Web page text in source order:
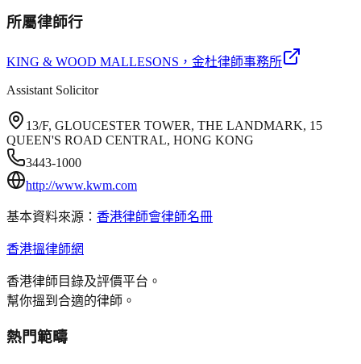
所屬律師行
KING & WOOD MALLESONS ，金杜律師事務所
Assistant Solicitor
13/F, GLOUCESTER TOWER, THE LANDMARK, 15
QUEEN'S ROAD CENTRAL, HONG KONG
3443-1000
http://www.kwm.com
基本資料來源： 香港律師會律師名冊
香港搵律師網
香港律師目錄及評價平台。
幫你搵到合適的律師。
熱門範疇